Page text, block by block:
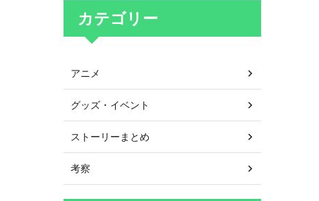
カテゴリー
アニメ
グッズ・イベント
ストーリーまとめ
考察